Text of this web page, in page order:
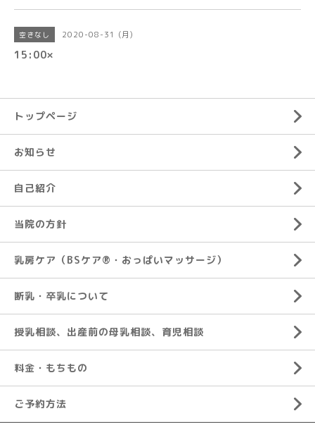
空きなし 2020-08-31 (月)
15:00×
トップページ
お知らせ
自己紹介
当院の方針
乳房ケア（BSケア®︎・おっぱいマッサージ）
断乳・卒乳について
授乳相談、出産前の母乳相談、育児相談
料金・もちもの
ご予約方法